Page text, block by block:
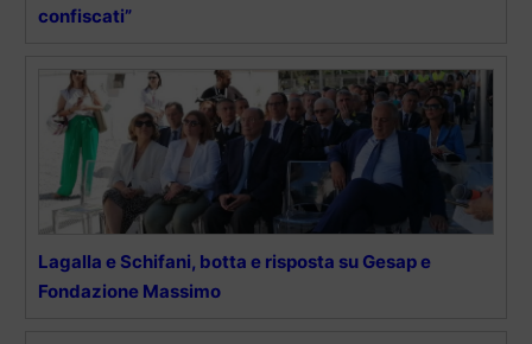
confiscati”
Lagalla e Schifani, botta e risposta su Gesap e
Fondazione Massimo